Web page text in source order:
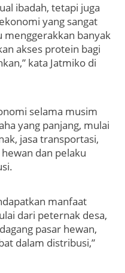
ibadah, tetapi juga
yang sangat
banyak
akses protein bagi
kata Jatmiko di
selama musim
yang panjang, mulai
jasa transportasi,
dan pelaku
manfaat
dari peternak desa,
pasar hewan,
dalam distribusi,”